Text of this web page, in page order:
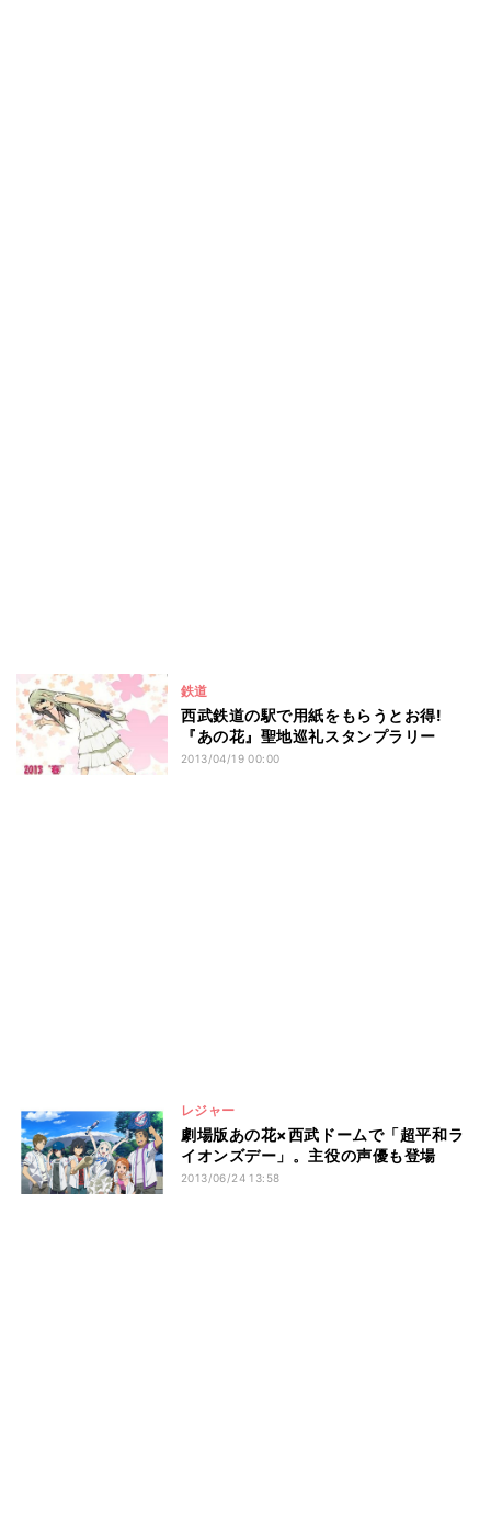
鉄道
西武鉄道の駅で用紙をもらうとお得!
『あの花』聖地巡礼スタンプラリー
2013/04/19 00:00
レジャー
劇場版あの花×西武ドームで「超平和ラ
イオンズデー」。主役の声優も登場
2013/06/24 13:58